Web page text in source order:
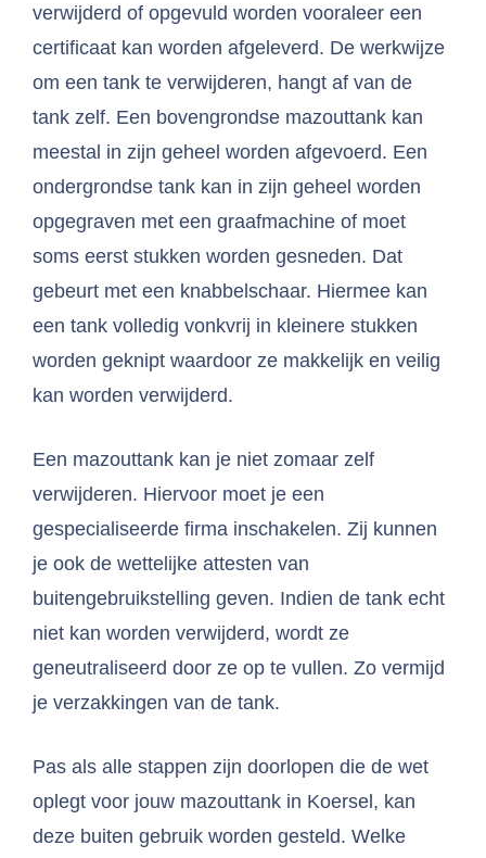
verwijderd of opgevuld worden vooraleer een
certificaat kan worden afgeleverd. De werkwijze
om een tank te verwijderen, hangt af van de
tank zelf. Een bovengrondse mazouttank kan
meestal in zijn geheel worden afgevoerd. Een
ondergrondse tank kan in zijn geheel worden
opgegraven met een graafmachine of moet
soms eerst stukken worden gesneden. Dat
gebeurt met een knabbelschaar. Hiermee kan
een tank volledig vonkvrij in kleinere stukken
worden geknipt waardoor ze makkelijk en veilig
kan worden verwijderd.
Een mazouttank kan je niet zomaar zelf
verwijderen. Hiervoor moet je een
gespecialiseerde firma inschakelen. Zij kunnen
je ook de wettelijke attesten van
buitengebruikstelling geven. Indien de tank echt
niet kan worden verwijderd, wordt ze
geneutraliseerd door ze op te vullen. Zo vermijd
je verzakkingen van de tank.
Pas als alle stappen zijn doorlopen die de wet
oplegt voor jouw mazouttank in Koersel, kan
deze buiten gebruik worden gesteld. Welke